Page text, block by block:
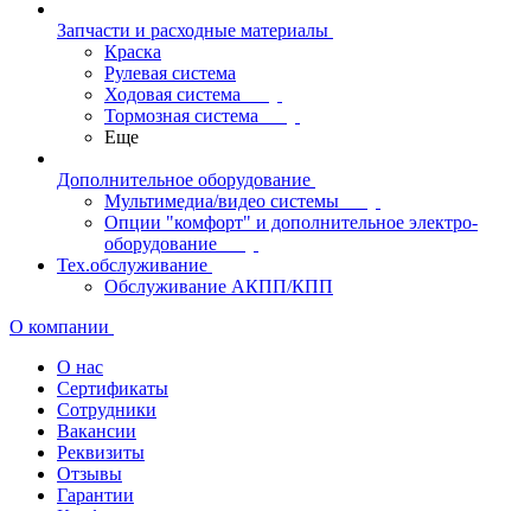
Запчасти и расходные материалы
Краска
Рулевая система
Ходовая система
Тормозная система
Еще
Дополнительное оборудование
Мультимедиа/видео системы
Опции "комфорт" и дополнительное электро-
оборудование
Тех.обслуживание
Обслуживание АКПП/КПП
О компании
О нас
Сертификаты
Сотрудники
Вакансии
Реквизиты
Отзывы
Гарантии